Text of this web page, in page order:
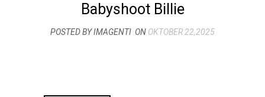
Babyshoot Billie
POSTED BY IMAGENTI ON OKTOBER 22,2025